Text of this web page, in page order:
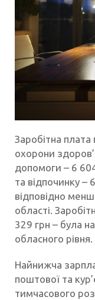
Заробітна плата
охорони
допомоги – 6
та відпочинку –
відповідно
області.
329 грн – була
обласного рівня.
Найнижча
поштової та
тимчасового